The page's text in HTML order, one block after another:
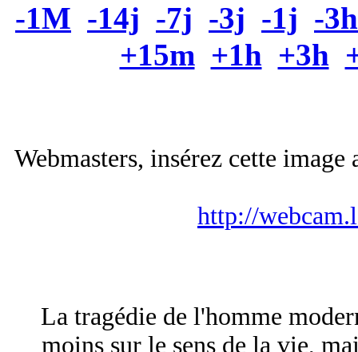
-1M -14j -7j -3j -1j -3h
+15m +1h +3h
Webmasters, insérez cette
http://
La tragédie de l'homme
moins sur le sens de la vie,